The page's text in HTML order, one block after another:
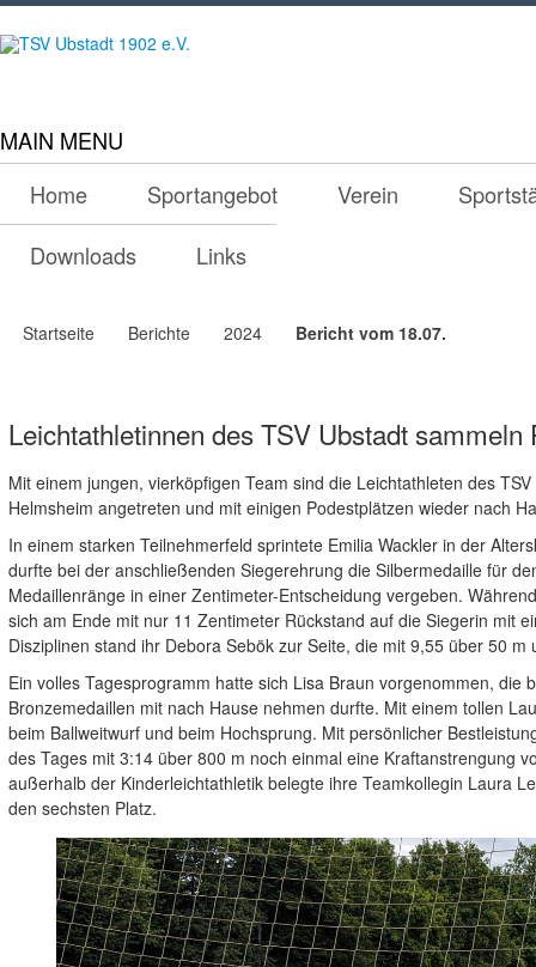
MAIN MENU
Home
Sportangebot Verein
Downloads
Links
Startseite Berichte 2024 Bericht vom 18.07.
Leichtathletinnen des TSV Ubstadt
Mit einem jungen, vierköpfigen Team sind die Leichtathleten des
Helmsheim angetreten und mit einigen Podestplätzen wieder nach
In einem starken Teilnehmerfeld sprintete Emilia Wackler in der
durfte bei der anschließenden Siegerehrung die Silbermedaille für
Medaillenränge in einer Zentimeter-Entscheidung vergeben.
sich am Ende mit nur 11 Zentimeter Rückstand auf die Siegerin mit
Disziplinen stand ihr Debora Sebök zur Seite, die mit 9,55 über 50
Ein volles Tagesprogramm hatte sich Lisa Braun vorgenommen,
Bronzemedaillen mit nach Hause nehmen durfte. Mit einem tollen
beim Ballweitwurf und beim Hochsprung. Mit persönlicher
des Tages mit 3:14 über 800 m noch einmal eine Kraftanstrengung
außerhalb der Kinderleichtathletik belegte ihre Teamkollegin Laura
den sechsten Platz.